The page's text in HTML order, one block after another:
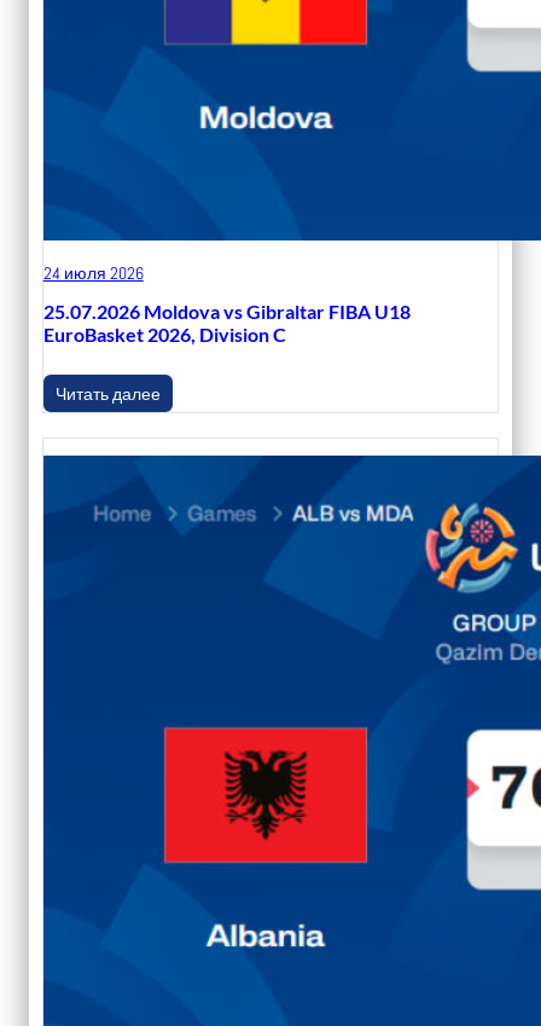
24 июля 2026
25.07.2026 Moldova vs Gibraltar FIBA U18
EuroBasket 2026, Division C
Читать далее